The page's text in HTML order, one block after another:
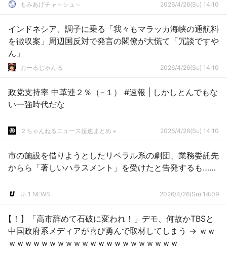
もみあげチャ～シュ～ 2026/4/26(Su) 14:10
インドネシア、調子に乗る「我々もマラッカ海峡の通航料
を徴収案」周辺国反対で発言の閣僚が大慌て「冗談ですや
ん」
おーるじゃんる 2026/4/26(Su) 14:10
政党支持率 中革連２％（−１） #速報 | しかしとんでもな
い一強時代だな
２ちゃんねるニュース超速まとめ＋ 2026/4/26(Su) 14:10
市の施設を借りようとしたリベラル系の劇団、業務委託先
からら「著しいハラスメント」を受けたと告発するも……
U-1 NEWS 2026/4/26(Su) 14:09
【！】「高市辞めて石破に変われ！」デモ、何故かTBSと
中国政府系メディアが喜び勇んで取材してしまう → ｗｗ
ｗｗｗｗｗｗｗｗｗｗｗｗｗｗｗｗｗｗｗｗｗ